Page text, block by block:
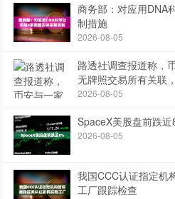
商务部：对应用DNA
制措施
2026-08-05
路透社调查报道称，
无牌照交易所有关联
2026-08-05
SpaceX美股盘前跌近
2026-08-05
我国CCC认证指定机
工厂跟踪检查